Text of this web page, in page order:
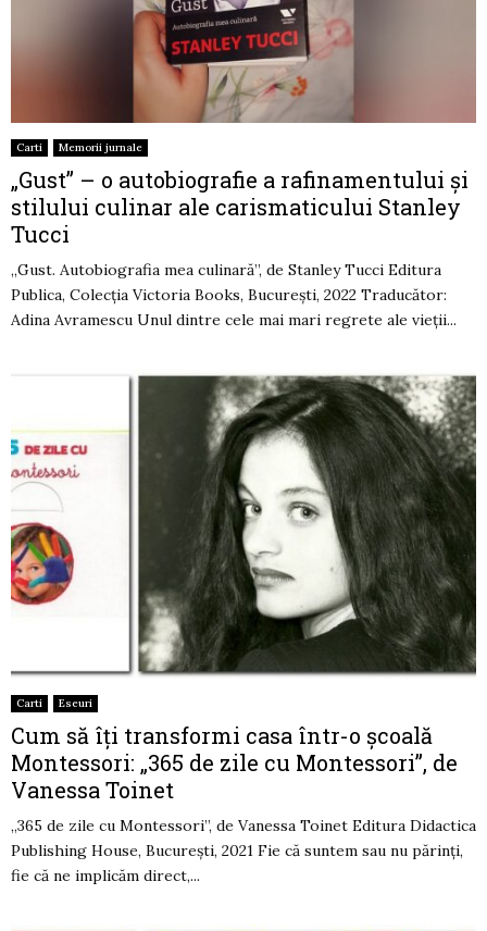
Carti Memorii jurnale
„Gust” – o autobiografie a rafinamentului și
stilului culinar ale carismaticului Stanley
Tucci
„Gust. Autobiografia mea culinară”, de Stanley Tucci Editura
Publica, Colecția Victoria Books, București, 2022 Traducător:
Adina Avramescu Unul dintre cele mai mari regrete ale vieții...
Carti Eseuri
Cum să îţi transformi casa într-o şcoală
Montessori: „365 de zile cu Montessori”, de
Vanessa Toinet
„365 de zile cu Montessori”, de Vanessa Toinet Editura Didactica
Publishing House, Bucureşti, 2021 Fie că suntem sau nu părinţi,
fie că ne implicăm direct,...